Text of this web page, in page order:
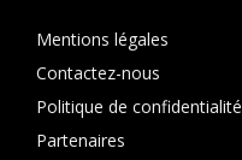
Mentions légales
Contactez-nous
Politique de confidentialité
Partenaires